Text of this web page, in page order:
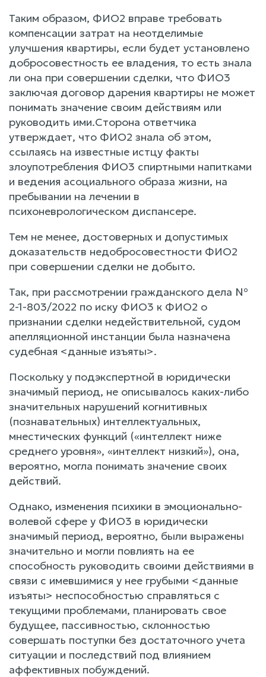
Таким образом, ФИО2 вправе требовать
компенсации затрат на неотделимые
улучшения квартиры, если будет установлено
добросовестность ее владения, то есть знала
ли она при совершении сделки, что ФИО3
заключая договор дарения квартиры не может
понимать значение своим действиям или
руководить ими.Сторона ответчика
утверждает, что ФИО2 знала об этом,
ссылаясь на известные истцу факты
злоупотребления ФИО3 спиртными напитками
и ведения асоциального образа жизни, на
пребывании на лечении в
психоневрологическом диспансере.
Тем не менее, достоверных и допустимых
доказательств недобросовестности ФИО2
при совершении сделки не добыто.
Так, при рассмотрении гражданского дела №
2-1-803/2022 по иску ФИО3 к ФИО2 о
признании сделки недействительной, судом
апелляционной инстанции была назначена
судебная <данные изъяты>.
Поскольку у подэкспертной в юридически
значимый период, не описывалось каких-либо
значительных нарушений когнитивных
(познавательных) интеллектуальных,
мнестических функций («интеллект ниже
среднего уровня», «интеллект низкий»), она,
вероятно, могла понимать значение своих
действий.
Однако, изменения психики в эмоционально-
волевой сфере у ФИО3 в юридически
значимый период, вероятно, были выражены
значительно и могли повлиять на ее
способность руководить своими действиями в
связи с имевшимися у нее грубыми <данные
изъяты> неспособностью справляться с
текущими проблемами, планировать свое
будущее, пассивностью, склонностью
совершать поступки без достаточного учета
ситуации и последствий под влиянием
аффективных побуждений.